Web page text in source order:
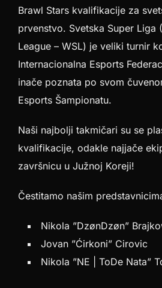
Brawl Stars kvalifikacije za
prvenstvo. Svetska Super Liga
League – WSL) je veliki turnir
Internacionalna Esports
inače poznata po svom
Esports Šampionatu.
Naši najbolji takmičari su se
kvalifikacije, odakle najjače
završnicu u Južnoj Koreji!
Čestitamo našim
Nikola ”DzønDzøn”
Jovan ”Ćirkoni” Cirovic
Nikola ”NE | ToDe Nata”